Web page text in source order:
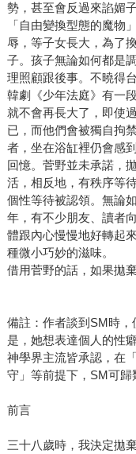
勢，甚至會反過來諂媚
「自由變換型態的魔物
辱，等子女長大，為了
子。孩子無論如何都是
理照顧跟後事。不曉得
韓劇《少年法庭》有一
就不會再長大了，即使
已，而他們會被獨自拘
者，坐在浴缸裡仍會感
回憶。菅野並未承諾，
活，相反地，有秩序等
個性等待被認領。無論
年，有不少朋友、讀者
體跟內心慢慢地好轉起
種微小巧妙的滋味。
借用菅野的話，如果拋
備註：作者談到SM時
是，她想表達個人的性
神學界主流皆承認，在
守」等前提下，SM可歸
前言
三十八歲時，我決定拋